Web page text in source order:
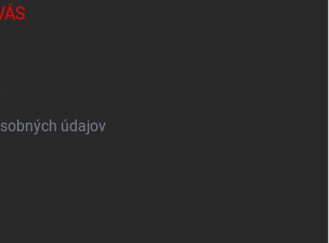
údajov